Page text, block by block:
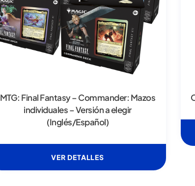
MTG: Final Fantasy – Commander: Mazos
individuales – Versión a elegir
(Inglés/Español)
VER DETALLES